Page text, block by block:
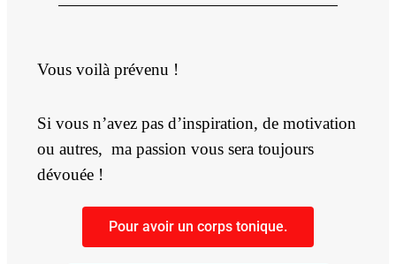
Vous voilà prévenu !
Si vous n’avez pas d’inspiration, de motivation
ou autres, ma passion vous sera toujours
dévouée !
Pour avoir un corps tonique.